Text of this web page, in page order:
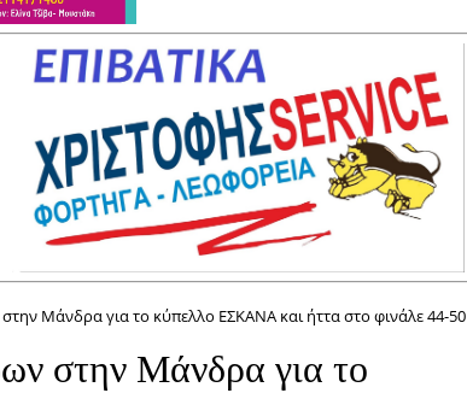
Μάνδρα για το κύπελλο ΕΣΚΑΝΑ και ήττα στο φινάλε 44-50
στην Μάνδρα για το